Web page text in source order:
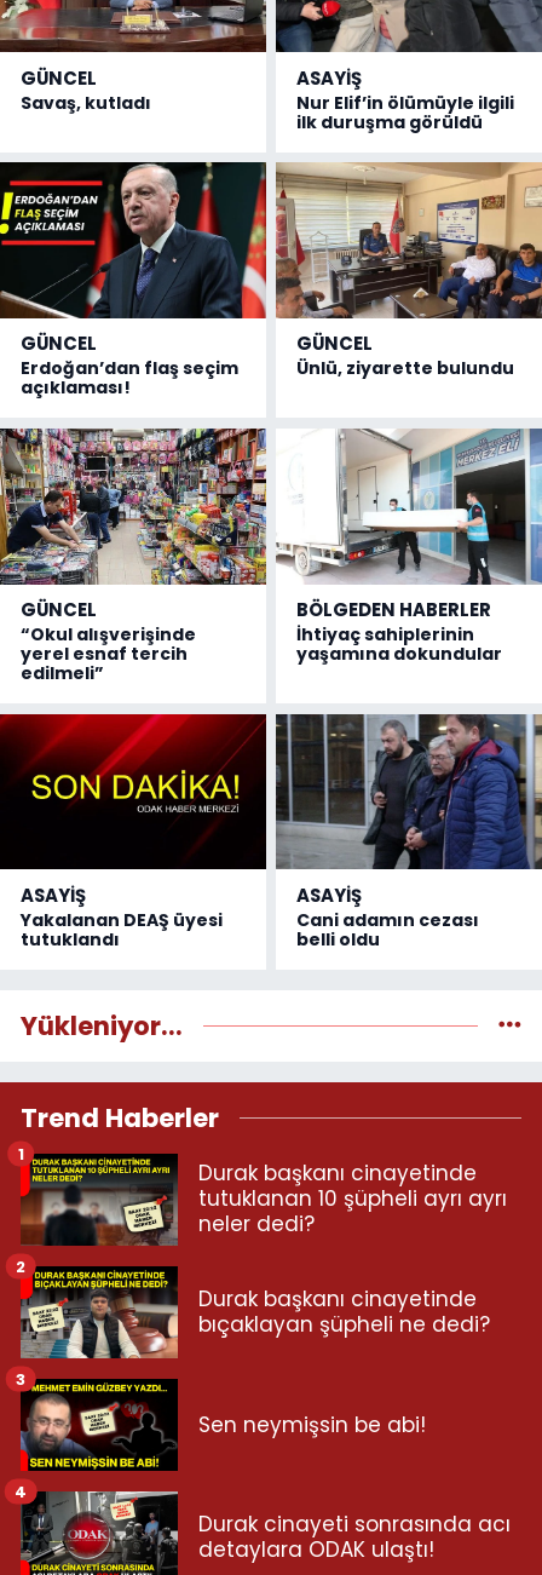
GÜNCEL
Savaş, kutladı
ASAYİŞ
Nur Elif’in ölümüyle ilgili
ilk duruşma görüldü
GÜNCEL
Erdoğan’dan flaş seçim
açıklaması!
GÜNCEL
Ünlü, ziyarette bulundu
GÜNCEL
“Okul alışverişinde
yerel esnaf tercih
edilmeli”
BÖLGEDEN HABERLER
İhtiyaç sahiplerinin
yaşamına dokundular
ASAYİŞ
Yakalanan DEAŞ üyesi
tutuklandı
ASAYİŞ
Cani adamın cezası
belli oldu
Yükleniyor...
Trend Haberler
Durak başkanı cinayetinde
tutuklanan 10 şüpheli ayrı ayrı
neler dedi?
1
Durak başkanı cinayetinde
bıçaklayan şüpheli ne dedi?
2
Sen neymişsin be abi!
3
Durak cinayeti sonrasında acı
detaylara ODAK ulaştı!
4